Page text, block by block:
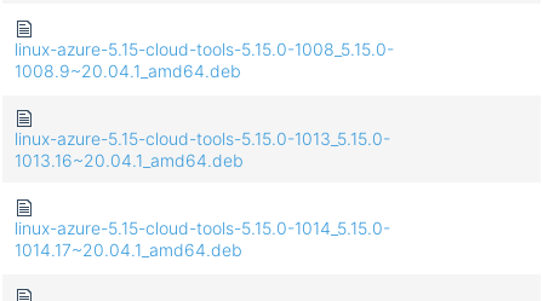
linux-azure-5.15-cloud-tools-5.15.0-1008_5.15.0-
1008.9~20.04.1_amd64.deb
linux-azure-5.15-cloud-tools-5.15.0-1013_5.15.0-
1013.16~20.04.1_amd64.deb
linux-azure-5.15-cloud-tools-5.15.0-1014_5.15.0-
1014.17~20.04.1_amd64.deb